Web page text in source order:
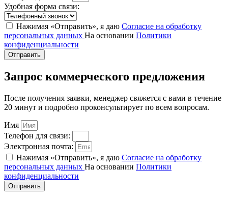
Удобная форма связи:
Нажимая «Отправить», я даю Согласие на обработку
персональных данных На основании Политики
конфиденциальности
Отправить
Запрос коммерческого предложения
После получения заявки, менеджер свяжется с вами в течение
20 минут и подробно проконсультирует по всем вопросам.
Имя
Телефон для связи:
Электронная почта:
Нажимая «Отправить», я даю Согласие на обработку
персональных данных На основании Политики
конфиденциальности
Отправить